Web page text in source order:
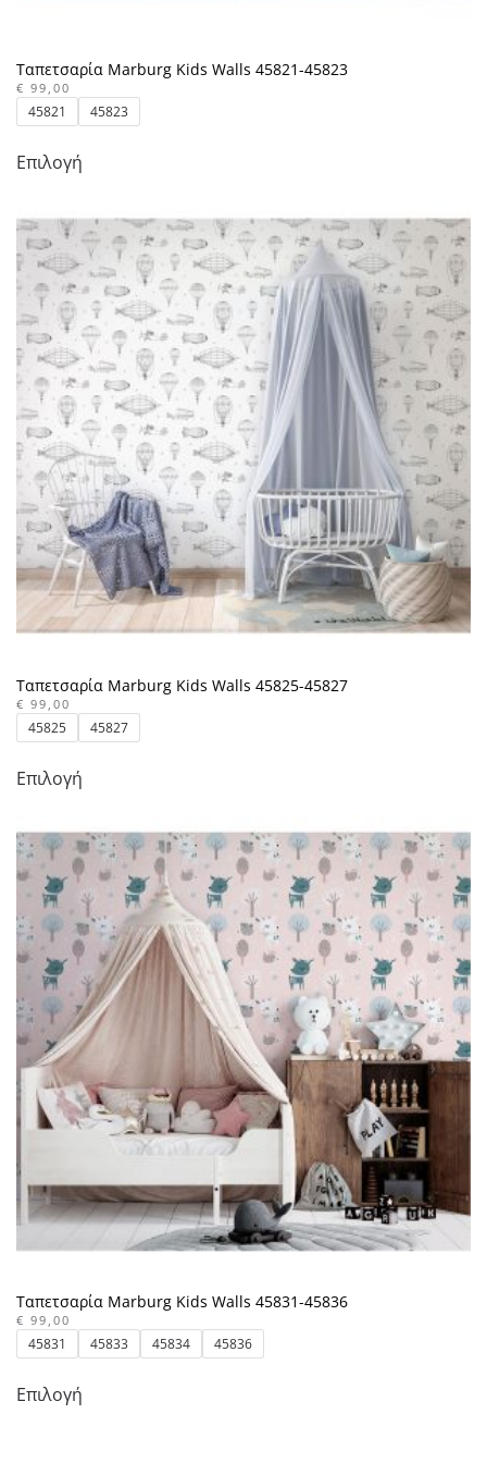
Ταπετσαρία Marburg Kids Walls 45821-45823
€ 99,00
45821 45823
Επιλογή
έχει
πολλαπλές
παραλλαγές.
Οι
επιλογές
μπορούν
να
επιλεγούν
στη
σελίδα
του
προϊόντος
Ταπετσαρία Marburg Kids Walls 45825-45827
€ 99,00
45825 45827
Επιλογή
έχει
πολλαπλές
παραλλαγές.
Οι
επιλογές
μπορούν
να
επιλεγούν
σελίδα
του
προϊόντος
Ταπετσαρία Marburg Kids Walls 45831-45836
€ 99,00
45831 45833 45834 45836
Επιλογή